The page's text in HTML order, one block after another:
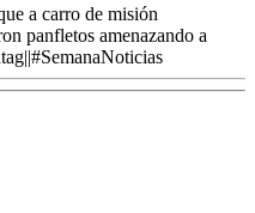
a carro de misión
panfletos amenazando a